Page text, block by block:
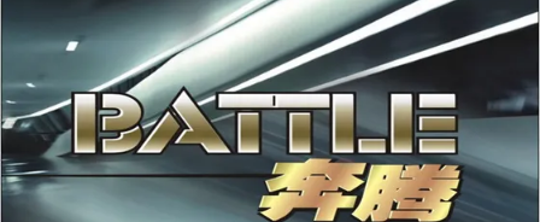
SITEMAP
PRIVACY
POLICY